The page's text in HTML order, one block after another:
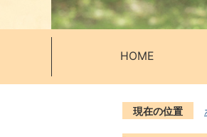
HOME
現在の位置